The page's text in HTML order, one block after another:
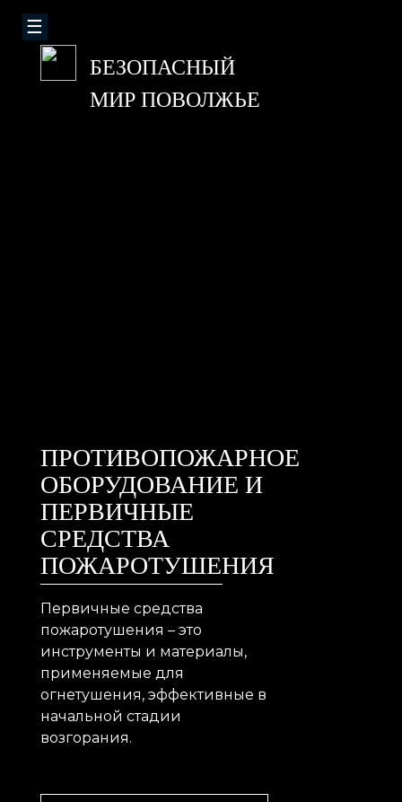
БЕЗОПАСНЫЙ
МИР ПОВОЛЖЬЕ
ПРОТИВОПОЖАРНОЕ
ОБОРУДОВАНИЕ И
ПЕРВИЧНЫЕ
СРЕДСТВА
ПОЖАРОТУШЕНИЯ
Первичные средства
пожаротушения – это
инструменты и материалы,
применяемые для
огнетушения, эффективные в
начальной стадии
возгорания.